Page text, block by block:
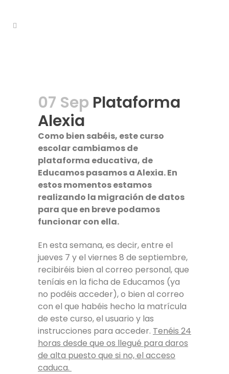
07 Sep Plataforma
Alexia
Como bien sabéis, este curso
escolar cambiamos de
plataforma educativa, de
Educamos pasamos a Alexia. En
estos momentos estamos
realizando la migración de datos
para que en breve podamos
funcionar con ella.
En esta semana, es decir, entre el
jueves 7 y el viernes 8 de septiembre,
recibiréis bien al correo personal, que
teníais en la ficha de Educamos (ya
no podéis acceder), o bien al correo
con el que habéis hecho la matrícula
de este curso, el usuario y las
instrucciones para acceder. Tenéis 24
horas desde que os llegué para daros
de alta puesto que si no, el acceso
caduca.